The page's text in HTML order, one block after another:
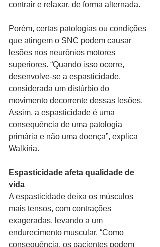
contrair e relaxar, de forma alternada.
Porém, certas patologias ou condições
que atingem o SNC podem causar
lesões nos neurônios motores
superiores. “Quando isso ocorre,
desenvolve-se a espasticidade,
considerada um distúrbio do
movimento decorrente dessas lesões.
Assim, a espasticidade é uma
consequência de uma patologia
primária e não uma doença”, explica
Walkíria.
Espasticidade afeta qualidade de
vida
A espasticidade deixa os músculos
mais tensos, com contrações
exageradas, levando a um
endurecimento muscular. “Como
consequência, os pacientes podem